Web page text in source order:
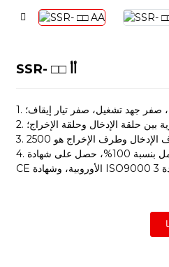
SSR- □□ أأ
صفر جهد تشغيل، صفر تيار إيقاف؛
بين حلقة الإدخال وحلقة الإخراج؛
4. اختبار الشيخوخة الحالي للحمل بنسبة 100%، حصل على شهادة